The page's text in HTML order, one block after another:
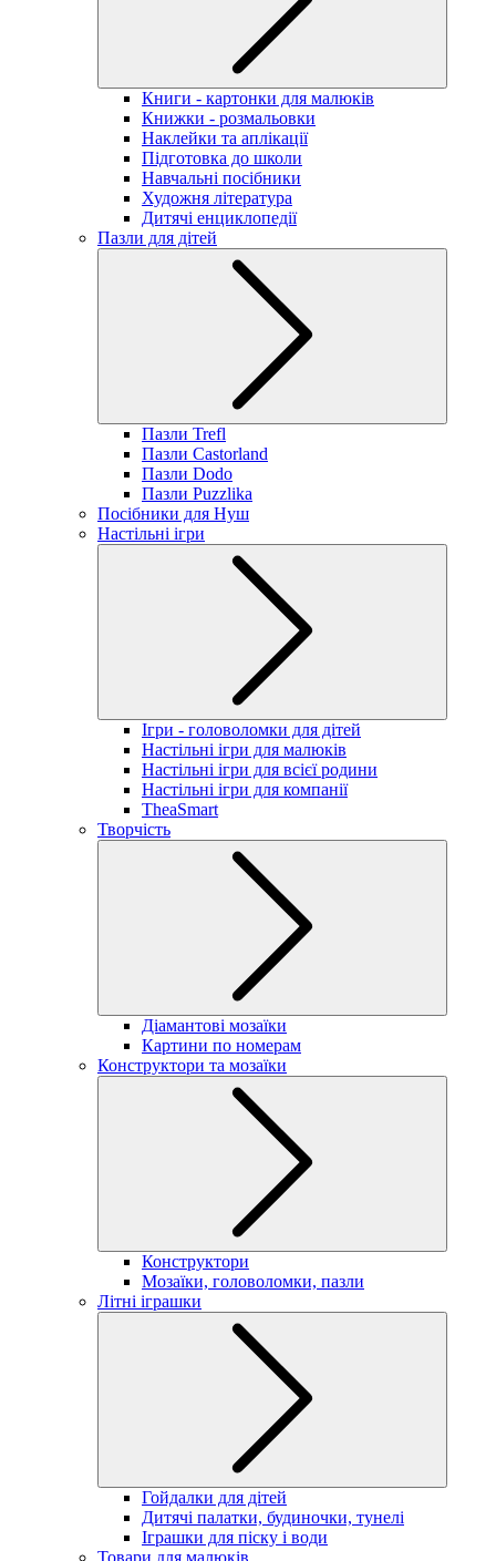
Книги - картонки для малюків
Книжки - розмальовки
Наклейки та аплікації
Підготовка до школи
Навчальні посібники
Художня література
Дитячі енциклопедії
Пазли для дітей
Пазли Trefl
Пазли Castorland
Пазли Dodo
Пазли Puzzlika
Посібники для Нуш
Настільні ігри
Ігри - головоломки для дітей
Настільні ігри для малюків
Настільні ігри для всієї родини
Настільні ігри для компанії
TheaSmart
Творчість
Діамантові мозаїки
Картини по номерам
Конструктори та мозаїки
Конструктори
Мозаїки, головоломки, пазли
Літні іграшки
Гойдалки для дітей
Дитячі палатки, будиночки, тунелі
Іграшки для піску і води
Товари для малюків